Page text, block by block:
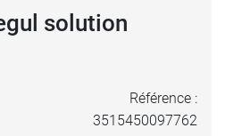
solution
Référence :
3515450097762